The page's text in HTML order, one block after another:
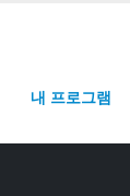
내 프로그램